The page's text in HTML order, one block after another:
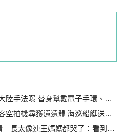
曝 替身幫戴電子手環、海陸設7斷點
拍機尋獲遺遺體 海巡船艇送上岸
像連王媽媽都哭了：看到他想到兒子